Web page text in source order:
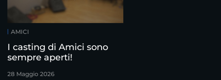
AMICI
I casting di Amici sono
sempre aperti!
28 Maggio 2026